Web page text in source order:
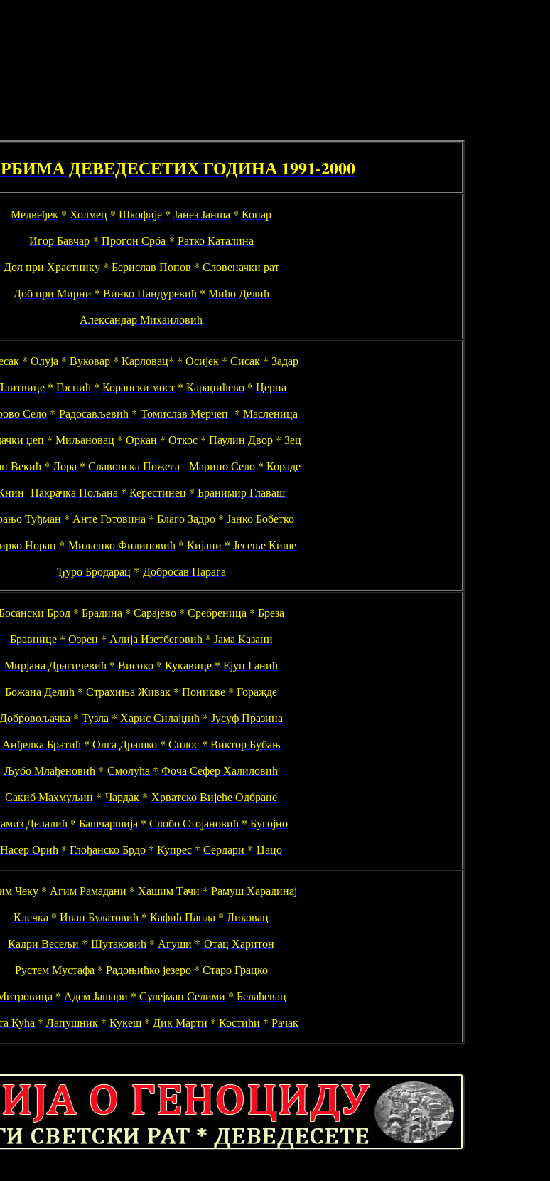
ДЕВЕДЕСЕТИХ ГОДИНА 1991-2000
Медвеђек * Холмец * Шкофије * Јанез Јанша * Копар
Игор Бавчар* Прогон Срба* Ратко Каталина
Дол при Храстнику* Берислав Попов * Словеначки рат
Доб при Мирни * Винко Пандуревић* Мићо Делић
Александар Михаиловић
* Олуја * Вуковар * Карловац* * Осијек * Сисак * Задар
* Госпић * Корански мост * Караџићево * Церна
Село* Радосављевић* Томислав Мерчеп * Масленица
џеп * Миљановац * Оркан * Откос * Паулин Двор * Зец
Векић* Лора* Славонска Пожега Марино Село* Кораде
Пакрачка Пољана * Керестинец * Бранимир Главаш
Туђман * Анте Готовина * Благо Задро * Јанко Бобетко
Норац * Миљенко Филиповић * Кијани * Јесење Кише
Ђуро Бродарац * Добросав Парага
Брод* Брадина* Сарајево* Сребреница* Бреза
Бравнице* Озрен * Алија Изетбеговић* Јама Казани
Мирјана Драгичевић * Високо * Кукавице * Ејуп Ганић
Божана Делић * Страхиња Живак * Поникве * Горажде
Добровољачка * Тузла * Харис Силајџић * Јусуф Празина
Анђелка Братић* Олга Драшко* Силос* Виктор Бубањ
Љубо Млађеновић * Смолућа * ФочаСефер Халиловић
Сакиб Махмуљин * Чардак * Хрватско Вијеће Одбране
Делалић * Башчаршија * Слобо Стојановић * Бугојно
Насер Орић * Глођанско Брдо * Купрес * Сердари * Цацо
Чеку * Агим Рамадани * Хашим Тачи * Рамуш Харадинај
Клечка * Иван Булатовић * Кафић Панда * Ликовац
Кадри Весељи * Шутаковић * Агуши * Отац Харитон
Рустем Мустафа* Радоњићко језеро* Старо Грацко
* Адем Јашари * Сулејман Селими * Белаћевац
Кућа * Лапушник * Кукеш * Дик Марти * Костићи * Рачак